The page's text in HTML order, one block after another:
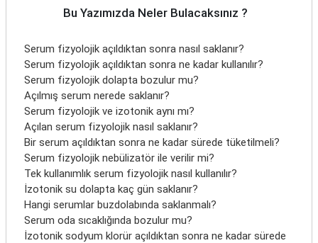
Bu Yazımızda Neler Bulacaksınız ?
Serum fizyolojik açıldıktan sonra nasıl saklanır?
Serum fizyolojik açıldıktan sonra ne kadar kullanılır?
Serum fizyolojik dolapta bozulur mu?
Açılmış serum nerede saklanır?
Serum fizyolojik ve izotonik aynı mı?
Açılan serum fizyolojik nasıl saklanır?
Bir serum açıldıktan sonra ne kadar sürede tüketilmeli?
Serum fizyolojik nebülizatör ile verilir mi?
Tek kullanımlık serum fizyolojik nasıl kullanılır?
İzotonik su dolapta kaç gün saklanır?
Hangi serumlar buzdolabında saklanmalı?
Serum oda sıcaklığında bozulur mu?
İzotonik sodyum klorür açıldıktan sonra ne kadar sürede